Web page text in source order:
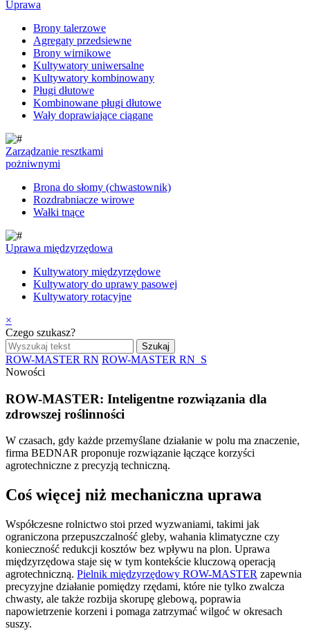
Uprawa
Brony talerzowe
Agregaty przedsiewne
Brony wirnikowe
Kultywatory uniwersalne
Kultywatory kombinowany
Pługi dłutowe
Kombinowane pługi dłutowe
Wały doprawiające ciągane
Zarządzanie resztkami
pożniwnymi
Brona do słomy (chwastownik)
Rozdrabniacze wirowe
Wałki tnące
Uprawa międzyrzędowa
Kultywatory międzyrzędowe
Kultywatory do uprawy pasowej
Kultywatory rotacyjne
×
Czego szukasz?
ROW-MASTER RN ROW-MASTER RN_S
Nowości
ROW-MASTER: Inteligentne rozwiązania dla
zdrowszej roślinności
W czasach, gdy każde przemyślane działanie w polu ma znaczenie,
firma BEDNAR proponuje rozwiązanie łączące korzyści
agrotechniczne z precyzją techniczną.
Coś więcej niż mechaniczna uprawa
Współczesne rolnictwo stoi przed wyzwaniami, takimi jak
ograniczona przepuszczalność gleby, wahania klimatyczne czy
konieczność redukcji kosztów bez wpływu na plon. Uprawa
międzyrzędowa staje się w tym kontekście kluczową operacją
agrotechniczną. Pielnik międzyrzędowy ROW-MASTER zapewnia
precyzyjne działanie pomiędzy rzędami, które nie tylko zwalcza
chwasty, ale także rozbija skorupę glebową, poprawia
napowietrzenie korzeni i pomaga zatrzymać wilgoć w okresach
suszy.